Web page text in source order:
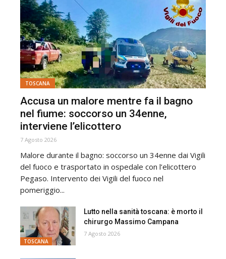
TOSCANA
Accusa un malore mentre fa il bagno
nel fiume: soccorso un 34enne,
interviene l’elicottero
7 Agosto 2026
Malore durante il bagno: soccorso un 34enne dai Vigili
del fuoco e trasportato in ospedale con l’elicottero
Pegaso. Intervento dei Vigili del fuoco nel
pomeriggio...
TOSCANA
Lutto nella sanità toscana: è morto il
chirurgo Massimo Campana
7 Agosto 2026